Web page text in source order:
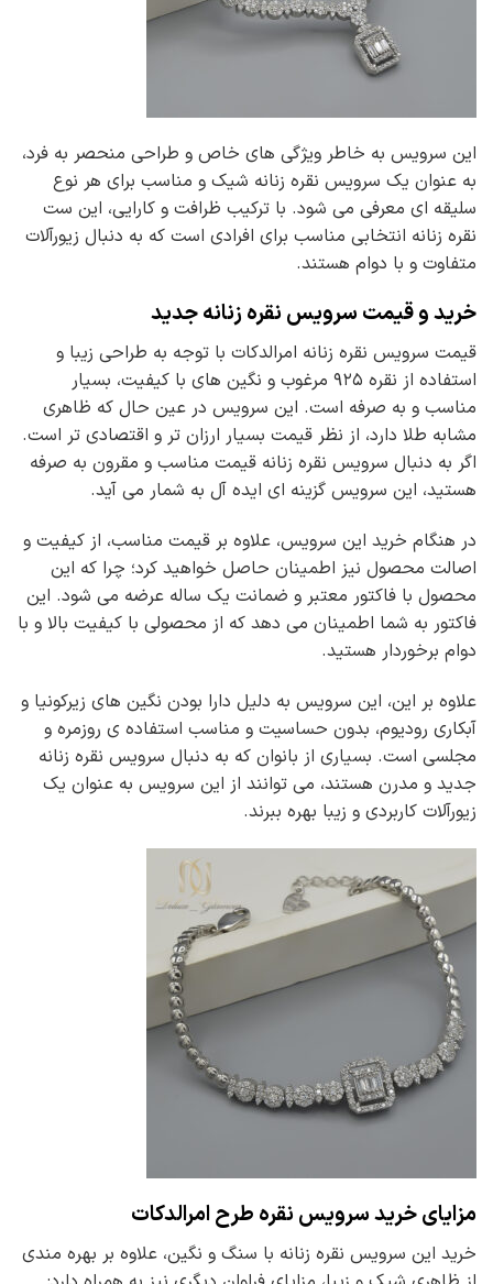
این سرویس به خاطر ویژگی های خاص و طراحی منحصر به فرد،
به عنوان یک سرویس نقره زنانه شیک و مناسب برای هر نوع
سلیقه ای معرفی می شود. با ترکیب ظرافت و کارایی، این ست
نقره زنانه انتخابی مناسب برای افرادی است که به دنبال زیورآلات
متفاوت و با دوام هستند.
خرید و قیمت سرویس نقره زنانه جدید
قیمت سرویس نقره زنانه امرالدکات با توجه به طراحی زیبا و
استفاده از نقره ۹۲۵ مرغوب و نگین های با کیفیت، بسیار
مناسب و به صرفه است. این سرویس در عین حال که ظاهری
مشابه طلا دارد، از نظر قیمت بسیار ارزان تر و اقتصادی تر است.
اگر به دنبال سرویس نقره زنانه قیمت مناسب و مقرون به صرفه
هستید، این سرویس گزینه ای ایده آل به شمار می آید.
در هنگام خرید این سرویس، علاوه بر قیمت مناسب، از کیفیت و
اصالت محصول نیز اطمینان حاصل خواهید کرد؛ چرا که این
محصول با فاکتور معتبر و ضمانت یک ساله عرضه می شود. این
فاکتور به شما اطمینان می دهد که از محصولی با کیفیت بالا و با
دوام برخوردار هستید.
علاوه بر این، این سرویس به دلیل دارا بودن نگین های زیرکونیا و
آبکاری رودیوم، بدون حساسیت و مناسب استفاده ی روزمره و
مجلسی است. بسیاری از بانوان که به دنبال سرویس نقره زنانه
جدید و مدرن هستند، می توانند از این سرویس به عنوان یک
زیورآلات کاربردی و زیبا بهره ببرند.
مزایای خرید سرویس نقره طرح امرالدکات
خرید این سرویس نقره زنانه با سنگ و نگین، علاوه بر بهره مندی